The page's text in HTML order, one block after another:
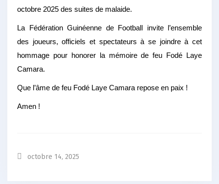
octobre 2025 des suites de malaide.
La Fédération Guinéenne de Football invite l’ensemble
des joueurs, officiels et spectateurs à se joindre à cet
hommage pour honorer la mémoire de feu Fodé Laye
Camara.
Que l’âme de feu Fodé Laye Camara repose en paix !
Amen !
octobre 14, 2025